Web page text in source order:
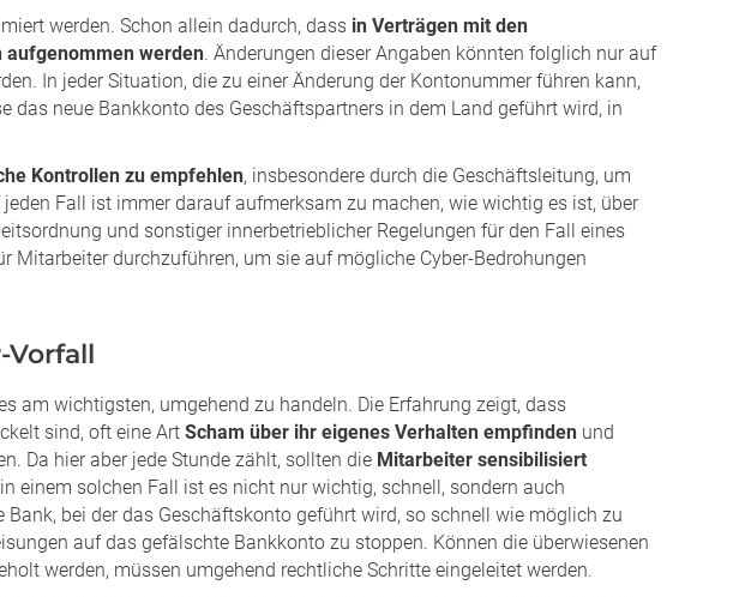
werden. Schon allein dadurch, dass in Verträgen mit den
aufgenommen werden. Änderungen dieser Angaben könnten folglich nur auf
In jeder Situation, die zu einer Änderung der Kontonummer führen kann,
das neue Bankkonto des Geschäftspartners in dem Land geführt wird, in
Kontrollen zu empfehlen, insbesondere durch die Geschäftsleitung, um
Fall ist immer darauf aufmerksam zu machen, wie wichtig es ist, über
und sonstiger innerbetrieblicher Regelungen für den Fall eines
Mitarbeiter durchzuführen, um sie auf mögliche Cyber-Bedrohungen
Vorfall
am wichtigsten, umgehend zu handeln. Die Erfahrung zeigt, dass
sind, oft eine Art Scham über ihr eigenes Verhalten empfinden und
Da hier aber jede Stunde zählt, sollten die Mitarbeiter sensibilisiert
einem solchen Fall ist es nicht nur wichtig, schnell, sondern auch
bei der das Geschäftskonto geführt wird, so schnell wie möglich zu
auf das gefälschte Bankkonto zu stoppen. Können die überwiesenen
werden, müssen umgehend rechtliche Schritte eingeleitet werden.